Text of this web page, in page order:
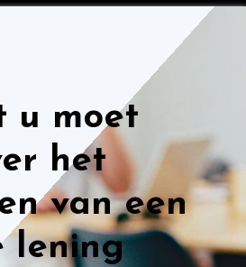
u moet
het
van een
lening